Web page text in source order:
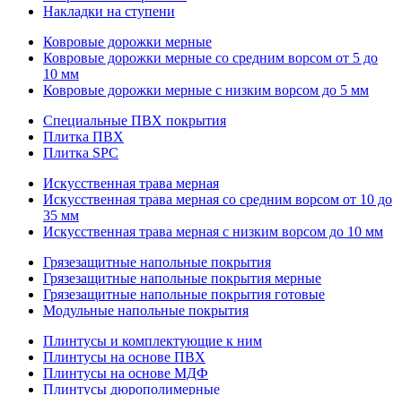
Накладки на ступени
Ковровые дорожки мерные
Ковровые дорожки мерные со средним ворсом от 5 до
10 мм
Ковровые дорожки мерные с низким ворсом до 5 мм
Специальные ПВХ покрытия
Плитка ПВХ
Плитка SPC
Искуccтвенная трава мерная
Искусственная трава мерная со средним ворсом от 10 до
35 мм
Искусственная трава мерная с низким ворсом до 10 мм
Грязезащитные напольные покрытия
Грязезащитные напольные покрытия мерные
Грязезащитные напольные покрытия готовые
Модульные напольные покрытия
Плинтусы и комплектующие к ним
Плинтусы на основе ПВХ
Плинтусы на основе МДФ
Плинтусы дюрополимерные